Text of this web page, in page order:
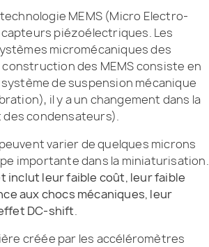
MEMS (Micro Electro-
piézoélectriques. Les
micromécaniques des
des MEMS consiste en
de suspension mécanique
il y a un changement dans la
condensateurs).
varier de quelques microns
importante dans la miniaturisation.
inclut leur faible coût, leur faible
aux chocs mécaniques, leur
DC-shift.
créée par les accéléromètres